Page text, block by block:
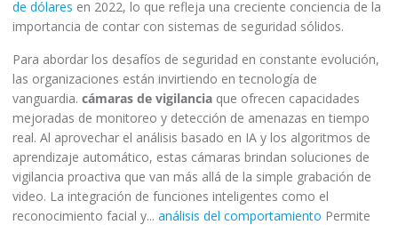
de dólares en 2022, lo que refleja una creciente conciencia de la
importancia de contar con sistemas de seguridad sólidos.
Para abordar los desafíos de seguridad en constante evolución,
las organizaciones están invirtiendo en tecnología de
vanguardia. cámaras de vigilancia que ofrecen capacidades
mejoradas de monitoreo y detección de amenazas en tiempo
real. Al aprovechar el análisis basado en IA y los algoritmos de
aprendizaje automático, estas cámaras brindan soluciones de
vigilancia proactiva que van más allá de la simple grabación de
video. La integración de funciones inteligentes como el
reconocimiento facial y... análisis del comportamiento Permite